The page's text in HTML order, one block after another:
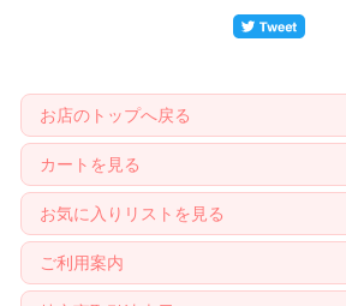
お店のトップへ戻る
カートを見る
お気に入りリストを見る
ご利用案内